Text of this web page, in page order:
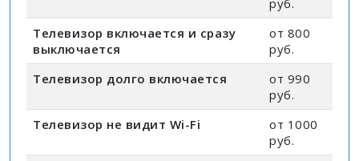
руб.
Телевизор включается и сразу
выключается
от 800
руб.
Телевизор долго включается
от 990
руб.
Телевизор не видит Wi-Fi
от 1000
руб.